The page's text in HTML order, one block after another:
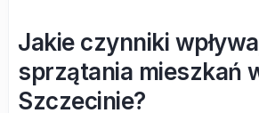
Jakie czynniki
sprzątania mieszkań
Szczecinie?